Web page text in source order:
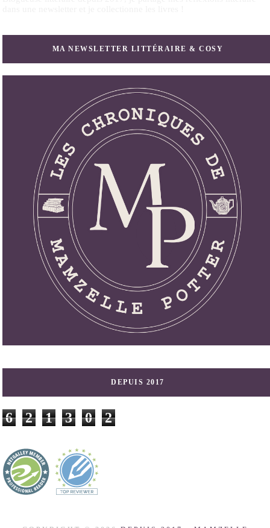
MA NEWSLETTER LITTÉRAIRE & COSY
DEPUIS 2017
6 2 1 3 0 2